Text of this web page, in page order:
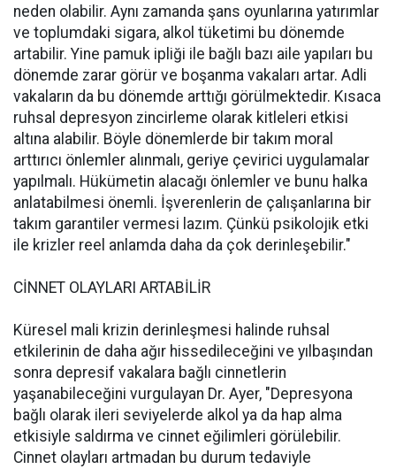
neden olabilir. Aynı zamanda şans oyunlarına yatırımlar
ve toplumdaki sigara, alkol tüketimi bu dönemde
artabilir. Yine pamuk ipliği ile bağlı bazı aile yapıları bu
dönemde zarar görür ve boşanma vakaları artar. Adli
vakaların da bu dönemde arttığı görülmektedir. Kısaca
ruhsal depresyon zincirleme olarak kitleleri etkisi
altına alabilir. Böyle dönemlerde bir takım moral
arttırıcı önlemler alınmalı, geriye çevirici uygulamalar
yapılmalı. Hükümetin alacağı önlemler ve bunu halka
anlatabilmesi önemli. İşverenlerin de çalışanlarına bir
takım garantiler vermesi lazım. Çünkü psikolojik etki
ile krizler reel anlamda daha da çok derinleşebilir."
CİNNET OLAYLARI ARTABİLİR
Küresel mali krizin derinleşmesi halinde ruhsal
etkilerinin de daha ağır hissedileceğini ve yılbaşından
sonra depresif vakalara bağlı cinnetlerin
yaşanabileceğini vurgulayan Dr. Ayer, "Depresyona
bağlı olarak ileri seviyelerde alkol ya da hap alma
etkisiyle saldırma ve cinnet eğilimleri görülebilir.
Cinnet olayları artmadan bu durum tedaviyle